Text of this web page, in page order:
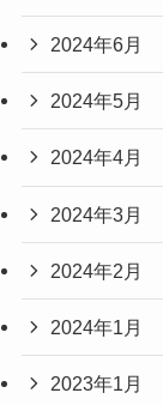
2024年6月
2024年5月
2024年4月
2024年3月
2024年2月
2024年1月
2023年1月